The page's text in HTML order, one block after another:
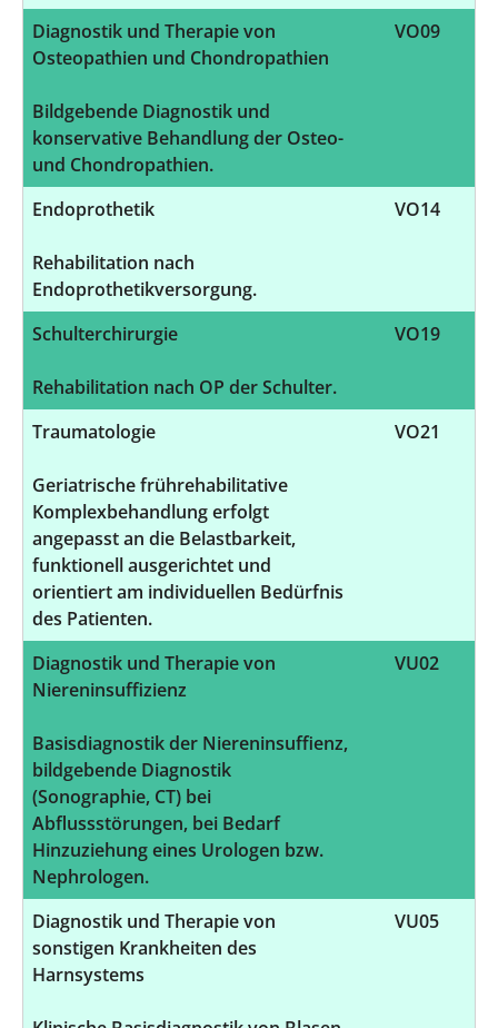
Diagnostik und Therapie von
Osteopathien und Chondropathien
Bildgebende Diagnostik und
konservative Behandlung der Osteo-
und Chondropathien.
VO09
Endoprothetik
Rehabilitation nach
Endoprothetikversorgung.
VO14
Schulterchirurgie
Rehabilitation nach OP der Schulter.
VO19
Traumatologie
Geriatrische frührehabilitative
Komplexbehandlung erfolgt
angepasst an die Belastbarkeit,
funktionell ausgerichtet und
orientiert am individuellen Bedürfnis
des Patienten.
VO21
Diagnostik und Therapie von
Niereninsuffizienz
Basisdiagnostik der Niereninsuffienz,
bildgebende Diagnostik
(Sonographie, CT) bei
Abflussstörungen, bei Bedarf
Hinzuziehung eines Urologen bzw.
Nephrologen.
VU02
Diagnostik und Therapie von
sonstigen Krankheiten des
Harnsystems
VU05